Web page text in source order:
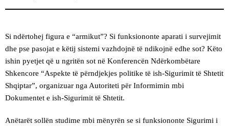
Si ndërtohej figura e “armikut”? Si funksiononte aparati i survejimit
dhe pse pasojat e këtij sistemi vazhdojnë të ndikojnë edhe sot? Këto
ishin pyetjet që u ngritën sot në Konferencën Ndërkombëtare
Shkencore “Aspekte të përndjekjes politike të ish-Sigurimit të Shtetit
Shqiptar”, organizuar nga Autoriteti për Informimin mbi
Dokumentet e ish-Sigurimit të Shtetit.
Anëtarët sollën studime mbi mënyrën se si funksiononte Sigurimi i